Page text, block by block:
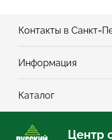
Контакты в
Информация
Каталог
Центр